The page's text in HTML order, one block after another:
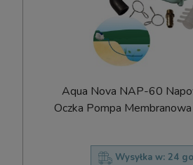
Aqua Nova NAP-60
Oczka Pompa
Wysyłka w: 24